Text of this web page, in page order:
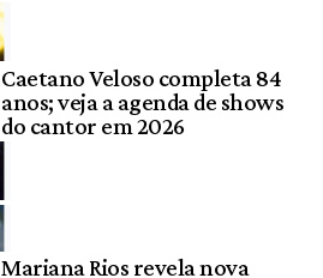
Caetano Veloso completa 84
anos; veja a agenda de shows
do cantor em 2026
Mariana Rios revela nova